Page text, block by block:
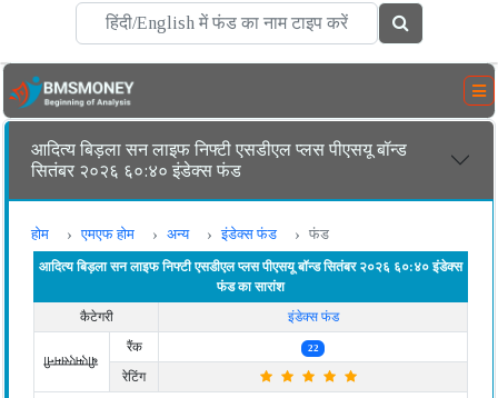
आदित्य बिड़ला सन लाइफ निफ्टी एसडीएल प्लस पीएसयू बॉन्ड
सितंबर २०२६ ६०:४० इंडेक्स फंड
होम एमएफ होम अन्य इंडेक्स फंड फंड
आदित्य बिड़ला सन लाइफ निफ्टी एसडीएल प्लस पीएसयू बॉन्ड सितंबर २०२६ ६०:४० इंडेक्स
फंड का सारांश
कैटेगरी
इंडेक्स फंड
बीएमएसमनी
रैंक 22
रेटिंग